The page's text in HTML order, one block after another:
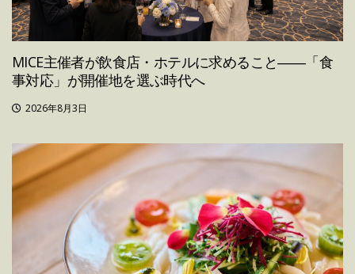
MICE主催者が飲食店・ホテルに求めること――「食
事対応」が開催地を選ぶ時代へ
2026年8月3日